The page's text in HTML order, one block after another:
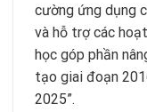
cường ứng dụng
và hỗ trợ các
học góp phần
tạo giai đoạn
2025”.